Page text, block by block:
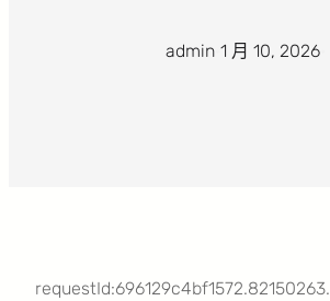
admin 1 月 10, 2026
requestId:696129c4bf1572.82150263.